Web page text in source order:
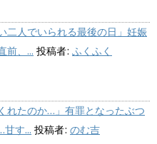
二人でいられる最後の日」妊娠
前、... 投稿者: ふくふく
れたのか…」有罪となったぶつ
す... 投稿者: のむ吉